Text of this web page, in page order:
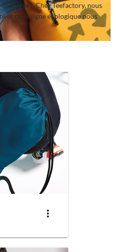
Chez Teefactory, nous
et cette ligne écologique nous
more_vert